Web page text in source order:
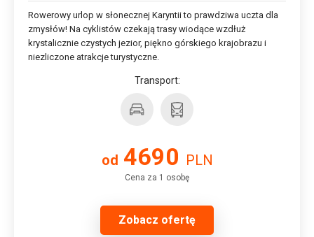
Rowerowy urlop w słonecznej Karyntii to prawdziwa uczta dla
zmysłów! Na cyklistów czekają trasy wiodące wzdłuż
krystalicznie czystych jezior, piękno górskiego krajobrazu i
niezliczone atrakcje turystyczne.
od 4690 PLN
Cena za 1 osobę
Transport:
Zobacz ofertę